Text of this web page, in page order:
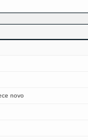
novo